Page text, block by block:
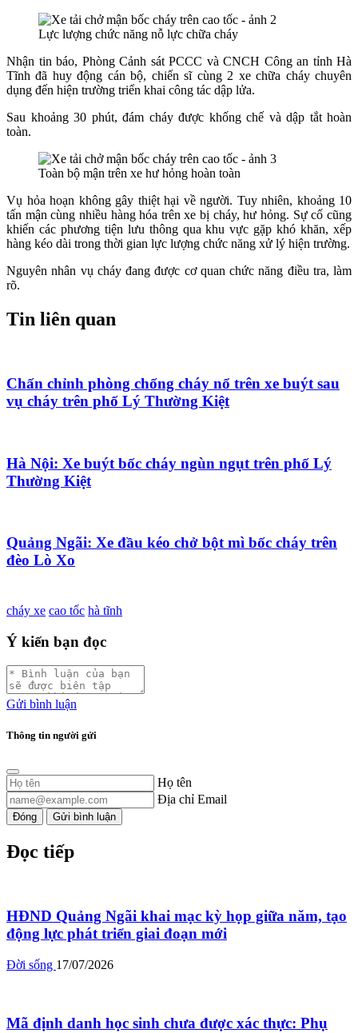
Lực lượng chức năng nỗ lực chữa cháy
Nhận tin báo, Phòng Cảnh sát PCCC và CNCH Công an tỉnh Hà
Tĩnh đã huy động cán bộ, chiến sĩ cùng 2 xe chữa cháy chuyên
dụng đến hiện trường triển khai công tác dập lửa.
Sau khoảng 30 phút, đám cháy được khống chế và dập tắt hoàn
toàn.
Toàn bộ mận trên xe hư hỏng hoàn toàn
Vụ hỏa hoạn không gây thiệt hại về người. Tuy nhiên, khoảng 10
tấn mận cùng nhiều hàng hóa trên xe bị cháy, hư hỏng. Sự cố cũng
khiến các phương tiện lưu thông qua khu vực gặp khó khăn, xếp
hàng kéo dài trong thời gian lực lượng chức năng xử lý hiện trường.
Nguyên nhân vụ cháy đang được cơ quan chức năng điều tra, làm
rõ.
Tin liên quan
Chấn chỉnh phòng chống cháy nổ trên xe buýt sau
vụ cháy trên phố Lý Thường Kiệt
Hà Nội: Xe buýt bốc cháy ngùn ngụt trên phố Lý
Thường Kiệt
Quảng Ngãi: Xe đầu kéo chở bột mì bốc cháy trên
đèo Lò Xo
cháy xe cao tốc hà tĩnh
Ý kiến bạn đọc
Gửi bình luận
Thông tin người gửi
Họ tên
Địa chỉ Email
Đóng Gửi bình luận
Đọc tiếp
HĐND Quảng Ngãi khai mạc kỳ họp giữa năm, tạo
động lực phát triển giai đoạn mới
Đời sống 17/07/2026
Mã định danh học sinh chưa được xác thực: Phụ